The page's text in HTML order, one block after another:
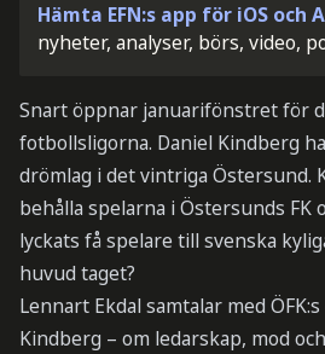
Hämta EFN:s app för iOS och
nyheter, analyser, börs, video,
Snart öppnar januarifönstret för
fotbollsligorna. Daniel Kindberg
drömlag i det vintriga Östersund.
behålla spelarna i Östersunds FK
lyckats få spelare till svenska
huvud taget?
Lennart Ekdal samtalar med
Kindberg – om ledarskap, mod